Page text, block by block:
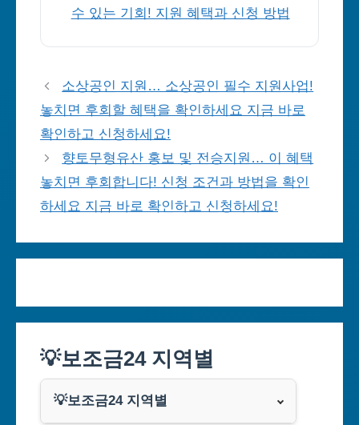
수 있는 기회! 지원 혜택과 신청 방법
소상공인 지원… 소상공인 필수 지원사업!
놓치면 후회할 혜택을 확인하세요 지금 바로
확인하고 신청하세요!
향토무형유산 홍보 및 전승지원… 이 혜택
놓치면 후회합니다! 신청 조건과 방법을 확인
하세요 지금 바로 확인하고 신청하세요!
💡보조금24 지역별
💡보조금24 지역별